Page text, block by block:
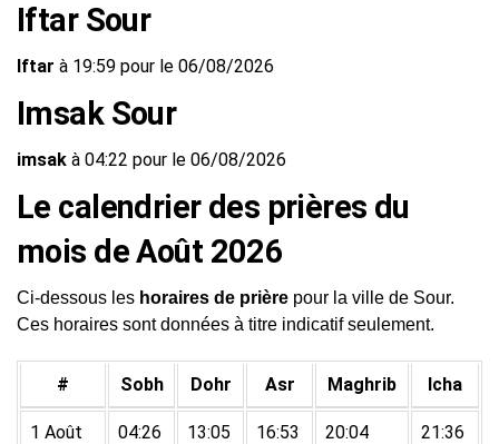
Iftar Sour
Iftar à 19:59 pour le 06/08/2026
Imsak Sour
imsak à 04:22 pour le 06/08/2026
Le calendrier des prières du
mois de Août 2026
Ci-dessous les horaires de prière pour la ville de Sour.
Ces horaires sont données à titre indicatif seulement.
# Sobh Dohr Asr Maghrib Icha
1 Août 04:26 13:05 16:53 20:04 21:36